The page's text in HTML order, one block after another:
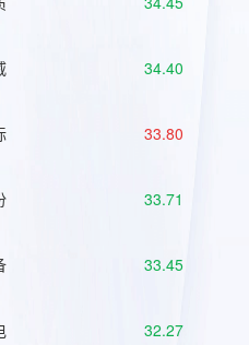
34.40
33.80
33.71
33.45
32.27